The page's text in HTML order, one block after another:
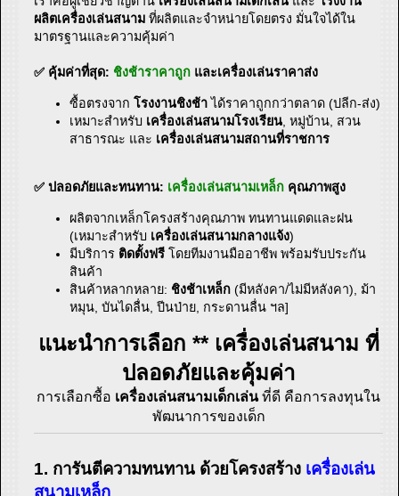
ผลิตเครื่องเล่นสนาม ที่ผลิตและจำหน่ายโดยตรง มั่นใจได้ใน
มาตรฐานและความคุ้มค่า
✅ คุ้มค่าที่สุด: ชิงช้าราคาถูก และเครื่องเล่นราคาส่ง
ซื้อตรงจากโรงงานชิงช้าได้ราคาถูกกว่าตลาด (ปลีก-ส่ง)
เหมาะสำหรับ เครื่องเล่นสนามโรงเรียน , หมู่บ้าน, สวน
สาธารณะ และ เครื่องเล่นสนามสถานที่ราชการ
✅ ปลอดภัยและทนทาน: เครื่องเล่นสนามเหล็ก คุณภาพสูง
ผลิตจากเหล็กโครงสร้างคุณภาพ ทนทานแดดและฝน
(เหมาะสำหรับ เครื่องเล่นสนามกลางแจ้ง)
มีบริการ ติดตั้งฟรี โดยทีมงานมืออาชีพ พร้อมรับประกัน
สินค้า
สินค้าหลากหลาย: ชิงช้าเหล็ก (มีหลังคา/ไม่มีหลังคา), ม้า
หมุน, บันไดลื่น, ปีนป่าย, กระดานลื่น ฯล]
แนะนำการเลือก ** เครื่องเล่นสนาม ที่
ปลอดภัยและคุ้มค่า
การเลือกซื้อ เครื่องเล่นสนามเด็กเล่นที่ดี คือการลงทุนใน
พัฒนาการของเด็ก
1. การันตีความทนทาน ด้วยโครงสร้าง เครื่องเล่น